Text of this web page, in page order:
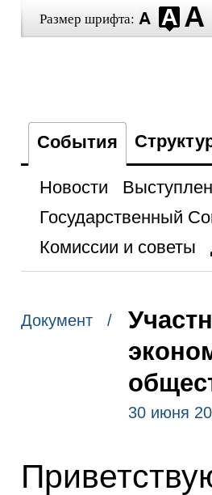
Размер шрифта:
События
Новости
Государственный
Комиссии и советы
Документ /
30 июня